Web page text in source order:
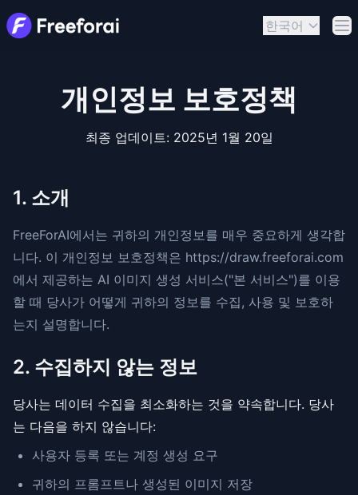
한국어
메
개인정보 보호정책
최종 업데이트: 2025년 1월 20일
1. 소개
FreeForAI에서는 귀하의 개인정보를 매우 중요하게 생각합
니다. 이 개인정보 보호정책은 https://draw.freeforai.com
에서 제공하는 AI 이미지 생성 서비스("본 서비스")를 이용
할 때 당사가 어떻게 귀하의 정보를 수집, 사용 및 보호하
는지 설명합니다.
2. 수집하지 않는 정보
당사는 데이터 수집을 최소화하는 것을 약속합니다. 당사
는 다음을 하지 않습니다:
사용자 등록 또는 계정 생성 요구
귀하의 프롬프트나 생성된 이미지 저장